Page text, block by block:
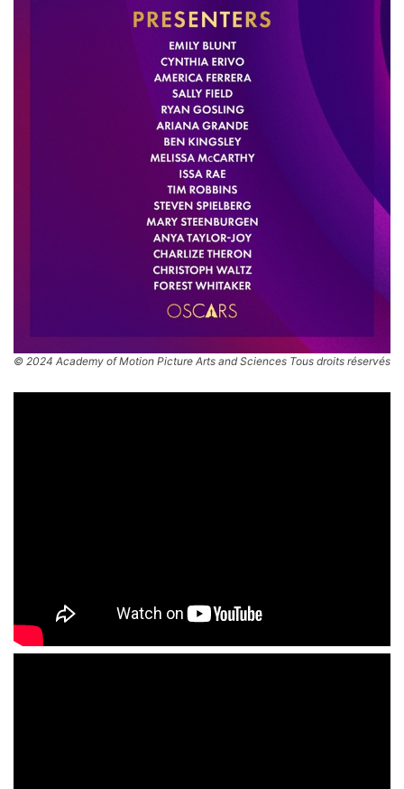
© 2024 Academy of Motion Picture Arts and Sciences Tous droits réservés